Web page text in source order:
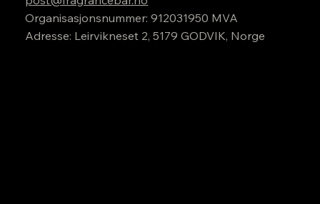
Organisasjonsnummer: 912031950 MVA
Adresse: Leirvikneset 2, 5179 GODVIK, Norge